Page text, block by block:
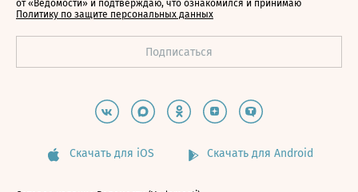
от «Ведомости» и подтверждаю, что ознакомился и принимаю
Политику по защите персональных данных
Скачать для iOS Скачать для Android